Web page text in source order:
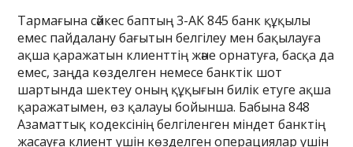
Тармағына сәйкес баптың 3-АК 845 банк құқылы
емес пайдалану бағытын белгілеу мен бақылауға
ақша қаражатын клиенттің және орнатуға, басқа да
емес, заңда көзделген немесе банктік шот
шартында шектеу оның құқығын билік етуге ақша
қаражатымен, өз қалауы бойынша. Бабына 848
Азаматтық кодексінің белгіленген міндет банктің
жасауға клиент үшін көзделген операциялар үшін